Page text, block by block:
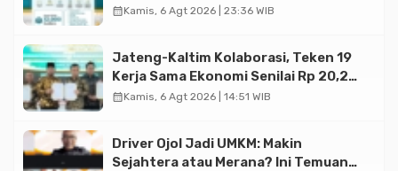
Halal di Jakarta
calendar_monthKamis, 6 Agt 2026 | 23:36 WIB
Jateng-Kaltim Kolaborasi, Teken 19
Kerja Sama Ekonomi Senilai Rp 20,2
Triliun
calendar_monthKamis, 6 Agt 2026 | 14:51 WIB
Driver Ojol Jadi UMKM: Makin
Sejahtera atau Merana? Ini Temuan